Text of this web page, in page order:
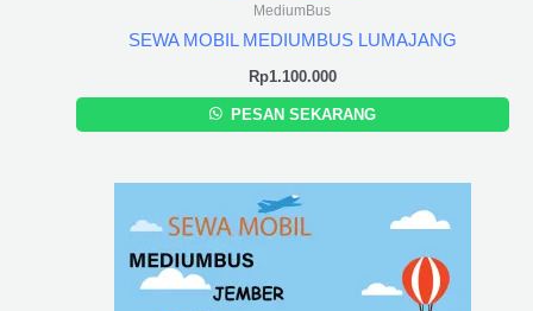
MediumBus
SEWA MOBIL MEDIUMBUS LUMAJANG
Rp1.100.000
PESAN SEKARANG